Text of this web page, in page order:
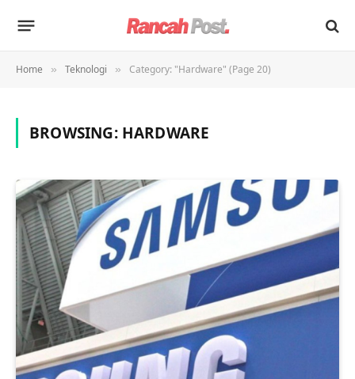
Home » Teknologi » Category: "Hardware" (Page 20)
BROWSING: HARDWARE